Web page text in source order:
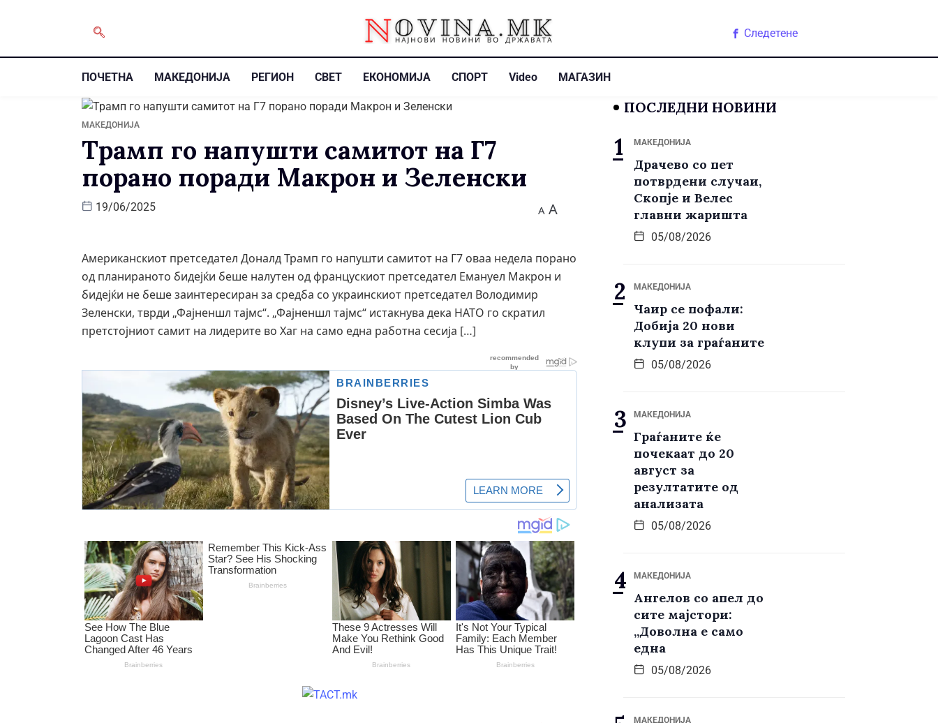
Следетене
ПОЧЕТНА МАКЕДОНИЈА РЕГИОН СВЕТ ЕКОНОМИЈА СПОРТ Video МАГАЗИН
МАКЕДОНИЈА
Трамп го напушти самитот на Г7
порано поради Макрон и Зеленски
19/06/2025 A A
Американскиот претседател Доналд Трамп го напушти самитот на Г7 оваа недела порано
од планираното бидејќи беше налутен од францускиот претседател Емануел Макрон и
бидејќи не беше заинтересиран за средба со украинскиот претседател Володимир
Зеленски, тврди „Фајненшл тајмс“. „Фајненшл тајмс“ истакнува дека НАТО го скратил
претстојниот самит на лидерите во Хаг на само една работна сесија […]
ПОСЛЕДНИ НОВИНИ
МАКЕДОНИЈА
Драчево со пет
потврдени случаи,
Скопје и Велес
главни жаришта
05/08/2026
МАКЕДОНИЈА
Чаир се пофали:
Добија 20 нови
клупи за граѓаните
05/08/2026
МАКЕДОНИЈА
Граѓаните ќе
почекаат до 20
август за
резултатите од
анализата
05/08/2026
МАКЕДОНИЈА
Ангелов со апел до
сите мајстори:
„Доволна е само
една
05/08/2026
МАКЕДОНИЈА